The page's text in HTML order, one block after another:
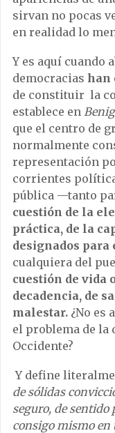
sirvan no pocas
en realidad lo
Y es aquí cuando
democracias han
de constituir la
establece en
que el centro de
normalmente
representación
corrientes
pública —tanto
cuestión de la
práctica, de la
designados
cualquiera del
cuestión de vida
decadencia, de
malestar. ¿No es
el problema de la
Occidente?
Y define
de sólidas
seguro, de sentido
consigo mismo en